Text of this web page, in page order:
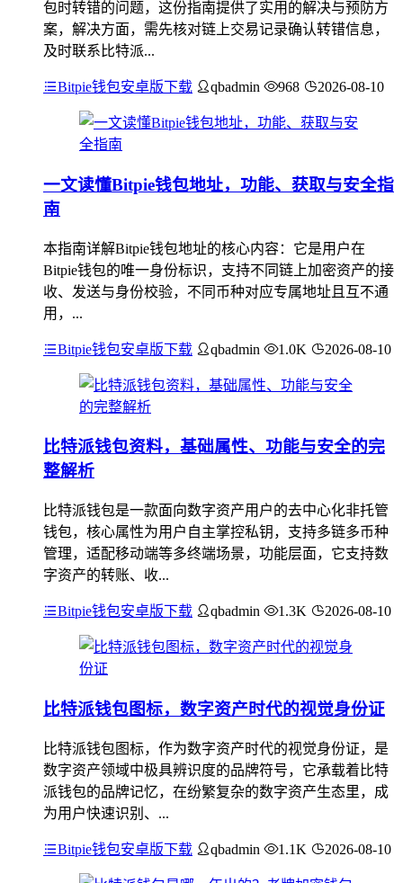
包时转错的问题，这份指南提供了实用的解决与预防方
案，解决方面，需先核对链上交易记录确认转错信息，
及时联系比特派...
Bitpie钱包安卓版下载 qbadmin 968 2026-08-10
一文读懂Bitpie钱包地址，功能、获取与安全指
南
本指南详解Bitpie钱包地址的核心内容：它是用户在
Bitpie钱包的唯一身份标识，支持不同链上加密资产的接
收、发送与身份校验，不同币种对应专属地址且互不通
用，...
Bitpie钱包安卓版下载 qbadmin 1.0K 2026-08-10
比特派钱包资料，基础属性、功能与安全的完
整解析
比特派钱包是一款面向数字资产用户的去中心化非托管
钱包，核心属性为用户自主掌控私钥，支持多链多币种
管理，适配移动端等多终端场景，功能层面，它支持数
字资产的转账、收...
Bitpie钱包安卓版下载 qbadmin 1.3K 2026-08-10
比特派钱包图标，数字资产时代的视觉身份证
比特派钱包图标，作为数字资产时代的视觉身份证，是
数字资产领域中极具辨识度的品牌符号，它承载着比特
派钱包的品牌记忆，在纷繁复杂的数字资产生态里，成
为用户快速识别、...
Bitpie钱包安卓版下载 qbadmin 1.1K 2026-08-10